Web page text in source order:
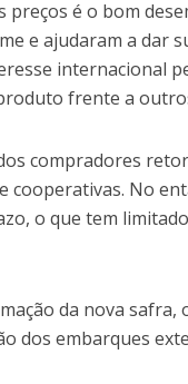
é o bom
e ajudaram a dar
internacional
frente a
compradores
cooperativas. No
o que tem
da nova
dos embarques